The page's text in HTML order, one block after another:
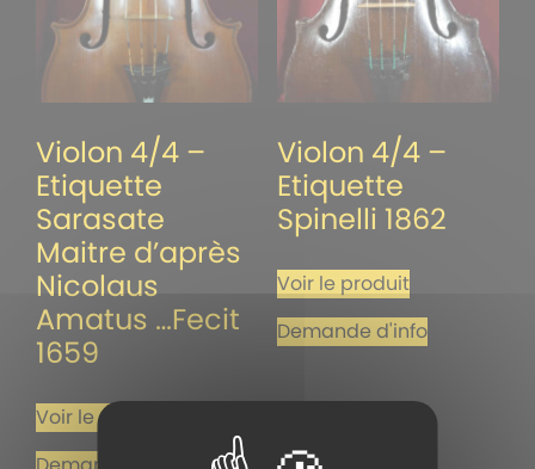
Violon 4/4 –
Etiquette
Sarasate
Maitre d’après
Nicolaus
Amatus …Fecit
1659
Voir le produit
Violon 4/4 –
Etiquette
Spinelli 1862
Voir le produit
Demande d'info